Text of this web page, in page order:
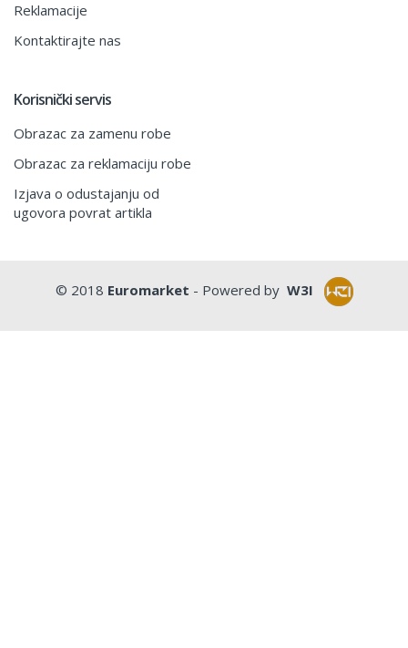
Reklamacije
Kontaktirajte nas
Korisnički servis
Obrazac za zamenu robe
Obrazac za reklamaciju robe
Izjava o odustajanju od
ugovora povrat artikla
© 2018 Euromarket - Powered by W3I